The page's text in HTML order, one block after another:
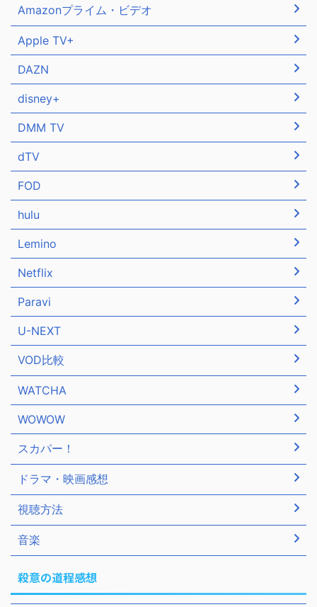
Amazonプライム・ビデオ
Apple TV+
DAZN
disney+
DMM TV
dTV
FOD
hulu
Lemino
Netflix
Paravi
U-NEXT
VOD比較
WATCHA
WOWOW
スカパー！
ドラマ・映画感想
視聴方法
音楽
殺意の道程感想